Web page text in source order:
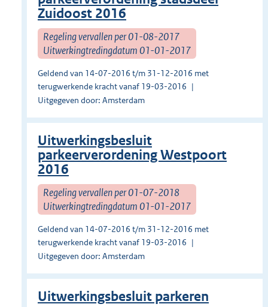
Zuidoost 2016
Regeling vervallen per 01-08-2017
Uitwerkingtredingdatum 01-01-2017
Geldend van 14-07-2016 t/m 31-12-2016 met
terugwerkende kracht vanaf 19-03-2016
Uitgegeven door: Amsterdam
Uitwerkingsbesluit
parkeerverordening Westpoort
2016
Regeling vervallen per 01-07-2018
Uitwerkingtredingdatum 01-01-2017
Geldend van 14-07-2016 t/m 31-12-2016 met
terugwerkende kracht vanaf 19-03-2016
Uitgegeven door: Amsterdam
Uitwerkingsbesluit parkeren